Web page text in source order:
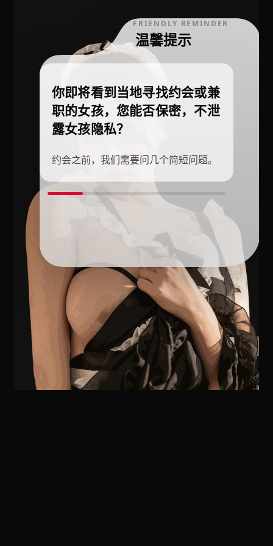
FRIENDLY REMINDER
温馨提示
你即将看到当地寻找约会或兼
职的女孩，您能否保密，不泄
露女孩隐私？
约会之前，我们需要问几个简短问题。